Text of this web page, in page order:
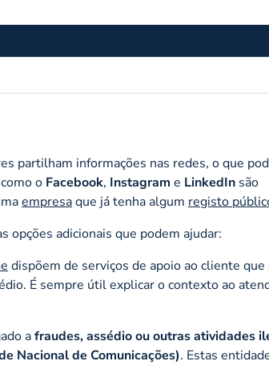
partilham informações nas redes, o que
o Facebook, Instagram e LinkedIn são
empresaque já tenha algum registo
opções adicionais que podem ajudar:
dispõem de serviços de apoio ao cliente que
É sempre útil explicar o contexto ao
afraudes, assédio ou outras atividades
Nacional de Comunicações). Estas